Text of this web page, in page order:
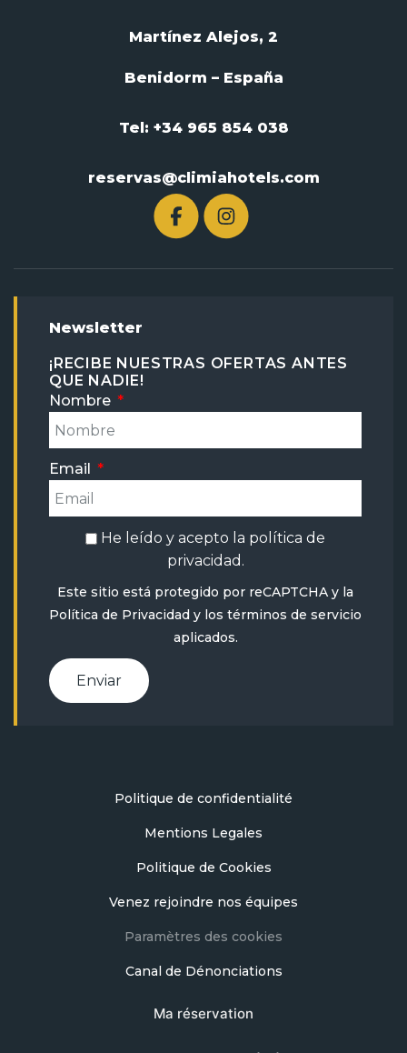
Martínez Alejos, 2
Benidorm – España
Tel: +34 965 854 038
reservas@climiahotels.com
Newsletter
¡RECIBE NUESTRAS OFERTAS ANTES
QUE NADIE!
Nombre
Email
He leído y acepto la política de
privacidad .
Este sitio está protegido por reCAPTCHA y la
Política de Privacidad y los términos de servicio
aplicados.
Enviar
Politique de confidentialité
Mentions Legales
Politique de Cookies
Venez rejoindre nos équipes
Paramètres des cookies
Canal de Dénonciations
Ma réservation